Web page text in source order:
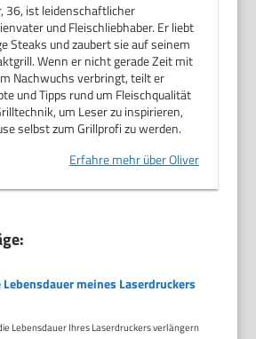
36, ist leidenschaftlicher
und Fleischliebhaber. Er liebt
Steaks und zaubert sie auf seinem
Wenn er nicht gerade Zeit mit
Nachwuchs verbringt, teilt er
und Tipps rund um Fleischqualität
um Leser zu inspirieren,
selbst zum Grillprofi zu werden.
Erfahre mehr über Oliver
meines Laserdruckers
Lebensdauer Ihres Laserdruckers verlängern